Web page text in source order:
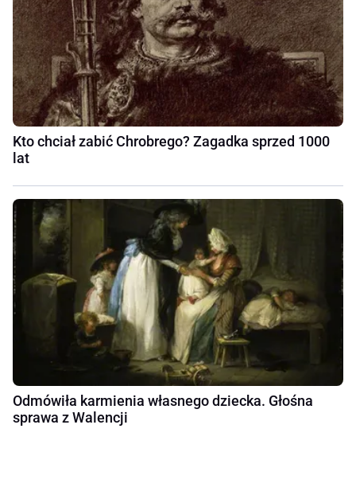
Kto chciał zabić Chrobrego? Zagadka sprzed 1000
lat
Odmówiła karmienia własnego dziecka. Głośna
sprawa z Walencji